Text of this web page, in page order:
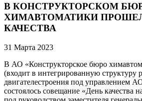
В КОНСТРУКТОРСКОМ
ХИМАВТОМАТИКИ
КАЧЕСТВА
31 Марта 2023
В АО «Конструкторское бюро
(входит в интегрированную структуру
двигателестроения под
состоялось совещание «День качества